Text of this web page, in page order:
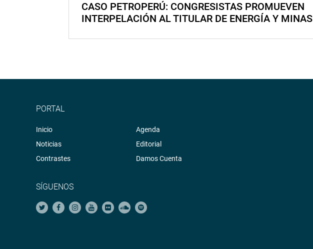
CASO PETROPERÚ: CONGRESISTAS PROMUEVEN
INTERPELACIÓN AL TITULAR DE ENERGÍA Y MINAS
PORTAL
Inicio
Noticias
Contrastes
Agenda
Editorial
Damos Cuenta
SÍGUENOS